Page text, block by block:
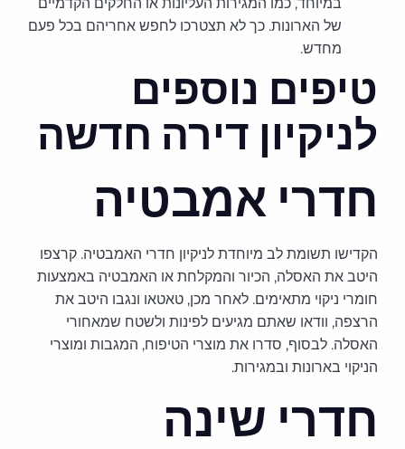
במיוחד, כמו המגירות העליונות או החלקים הקדמיים
של הארונות. כך לא תצטרכו לחפש אחריהם בכל פעם
מחדש.
טיפים נוספים
לניקיון דירה חדשה
חדרי אמבטיה
הקדישו תשומת לב מיוחדת לניקיון חדרי האמבטיה. קרצפו
היטב את האסלה, הכיור והמקלחת או האמבטיה באמצעות
חומרי ניקוי מתאימים. לאחר מכן, טאטאו ונגבו היטב את
הרצפה, וודאו שאתם מגיעים לפינות ולשטח שמאחורי
האסלה. לבסוף, סדרו את מוצרי הטיפוח, המגבות ומוצרי
הניקוי בארונות ובמגירות.
חדרי שינה